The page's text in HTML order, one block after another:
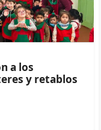
a los
y retablos